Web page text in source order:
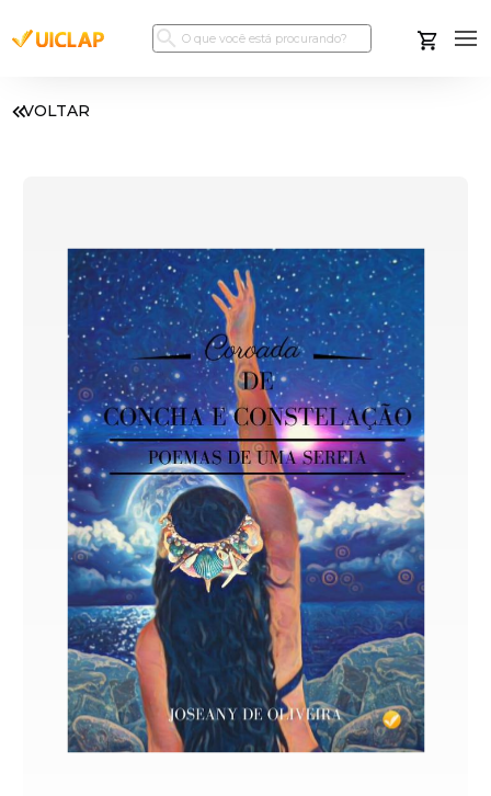
VOLTAR